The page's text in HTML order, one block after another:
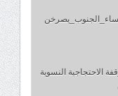
الاحتجاجية النسوية